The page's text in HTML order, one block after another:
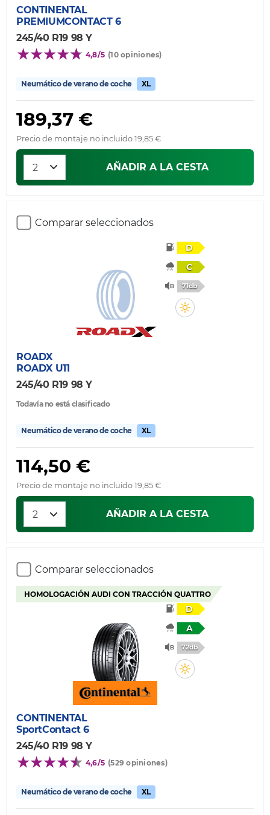
CONTINENTAL
PREMIUMCONTACT 6
245/40 R19 98 Y
4,8/5 (10 opiniones)
Neumático de verano de coche XL
189,37 €
Precio de montaje no incluido 19,85 €
AÑADIR A LA CESTA
Comparar seleccionados
D
C
71db
ROADX
ROADX U11
245/40 R19 98 Y
Todavía no está clasificado
Neumático de verano de coche XL
114,50 €
Precio de montaje no incluido 19,85 €
AÑADIR A LA CESTA
Comparar seleccionados
HOMOLOGACIÓN AUDI CON TRACCIÓN QUATTRO
D
A
72db
CONTINENTAL
SportContact 6
245/40 R19 98 Y
4,6/5 (529 opiniones)
Neumático de verano de coche XL